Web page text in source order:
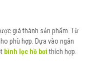
giá thành sản phẩm. Từ
phù hợp. Dựa vào ngân
bình lọc hồ bơithích hợp.